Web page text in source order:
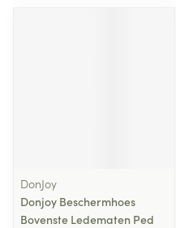
DonJoy
Donjoy Beschermhoes
Bovenste Ledematen Ped